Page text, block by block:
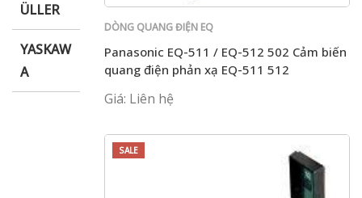
ÜLLER
YASKAW
A
DÒNG QUANG ĐIỆN EQ
Panasonic EQ-511 / EQ-512 502 Cảm biến
quang điện phản xạ EQ-511 512
Giá: Liên hệ
SALE